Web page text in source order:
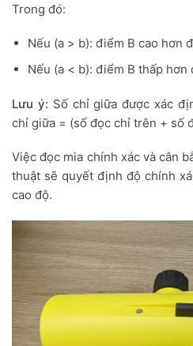
Trong đó:
Nếu (a > b): điểm B cao hơn
Nếu (a < b): điểm B thấp hơn
Lưu ý: Số chỉ giữa được xác
chỉ giữa = (số đọc chỉ trên + số
Việc đọc mia chính xác và cân
thuật sẽ quyết định độ chính
cao độ.